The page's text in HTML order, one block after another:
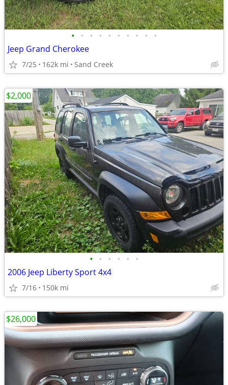
• • • • • • • • • •
Jeep Grand Cherokee
7/25 162k mi Sand Creek
• • • • • •
2006 Jeep Liberty Sport 4x4
7/16 150k mi
$2,000
$26,000